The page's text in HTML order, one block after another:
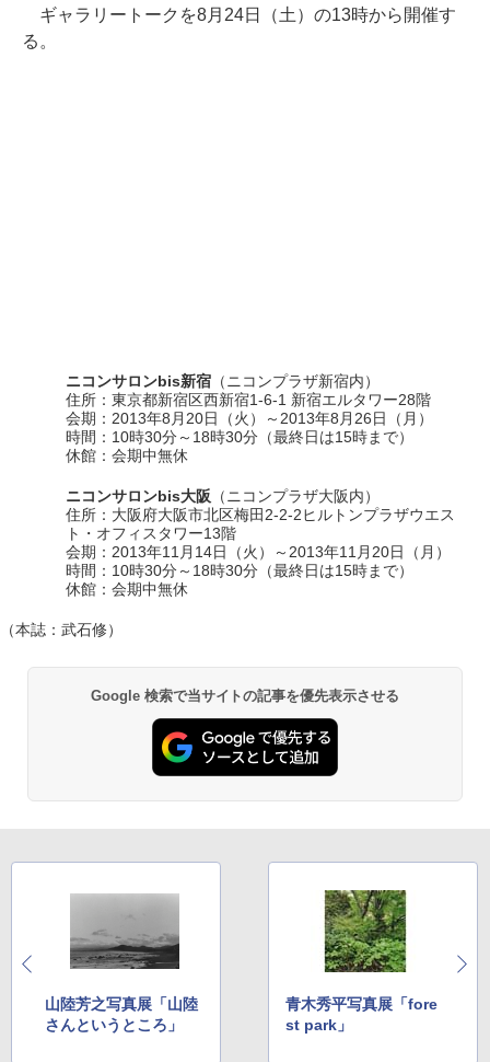
ギャラリートークを8月24日（土）の13時から開催す
る。
ニコンサロンbis新宿（ニコンプラザ新宿内）
住所：東京都新宿区西新宿1-6-1 新宿エルタワー28階
会期：2013年8月20日（火）～2013年8月26日（月）
時間：10時30分～18時30分（最終日は15時まで）
休館：会期中無休
ニコンサロンbis大阪 （ニコンプラザ大阪内）
住所：大阪府大阪市北区梅田2-2-2ヒルトンプラザウエス
ト・オフィスタワー13階
会期：2013年11月14日（火）～2013年11月20日（月）
時間：10時30分～18時30分（最終日は15時まで）
休館：会期中無休
（本誌：武石修）
Google 検索で当サイトの記事を優先表示させる
山陸芳之写真展「山陸
さんというところ」
青木秀平写真展「fore
st park」